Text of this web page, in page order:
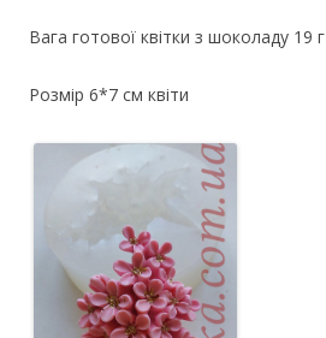
Вага готової квітки з шоколаду 19 г
Розмір 6*7 см квіти